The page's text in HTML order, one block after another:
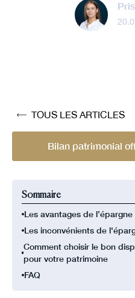
TOUS LES ARTICLES
Bilan patrimonial
Sommaire
Les avantages de l’épargne
Les inconvénients de
Comment choisir le bon
pour votre patrimoine
FAQ